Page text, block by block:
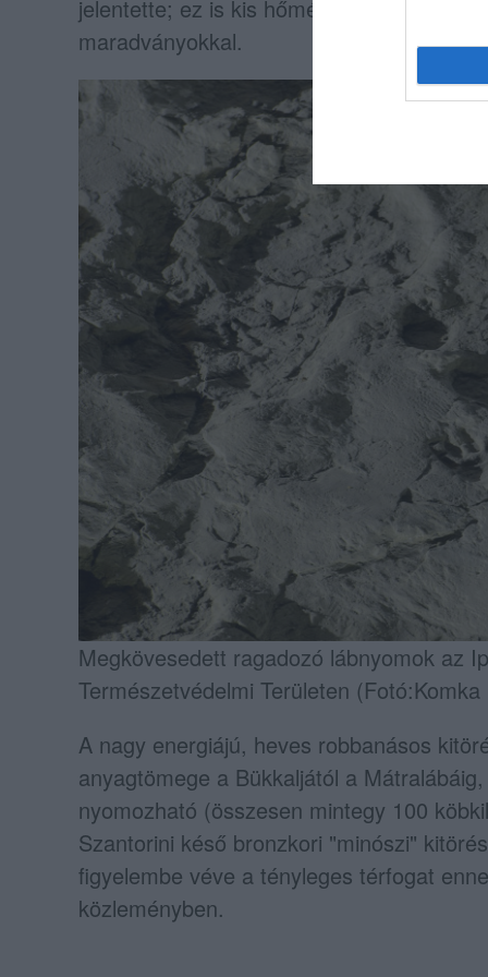
jelentette; ez is kis hőmérsékletű volt, a
maradványokkal.
Megkövesedett ragadozó lábnyomok az
Természetvédelmi Területen
A nagy energiájú, heves robbanásos
anyagtömege a Bükkaljától a
nyomozható (összesen mintegy 100
Szantorini késő bronzkori "minószi"
figyelembe véve a tényleges térfogat
közleményben.